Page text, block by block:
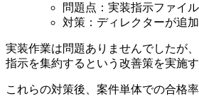
問題点：実装指示ファイ
対策：ディレクターが追
実装作業は問題ありませんでしたが
指示を集約するという改善策を実施
これらの対策後、案件単体での合格